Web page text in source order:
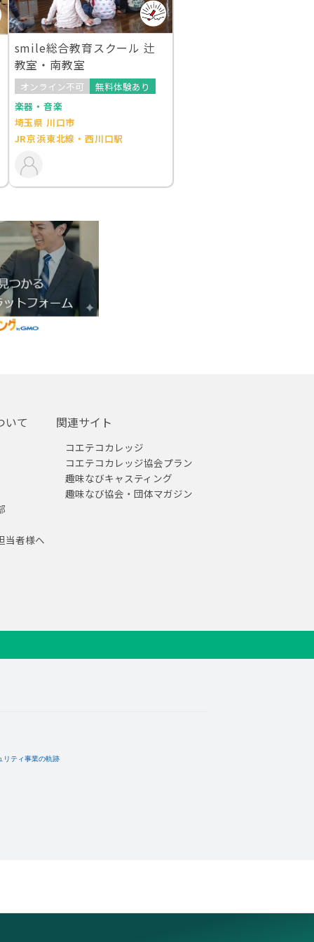
smile総合教育スクール 辻
教室・南教室
オンライン不可
無料体験あり
楽器・音楽
埼玉県 川口市
JR京浜東北線・西川口駅
いて
当者様へ
関連サイト
コエテコカレッジ
コエテコカレッジ協会プラン
趣味なびキャスティング
趣味なび協会・団体マガジン